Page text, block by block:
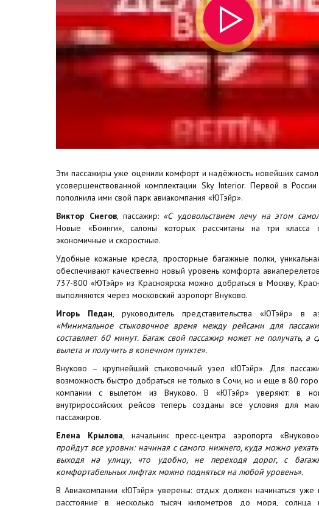
Эти пассажиры уже оценили комфорт и надёжность новейших
усовершенствованной комплектации Sky Interior. Первой в
пополнила ими свой парк авиакомпания «ЮТэйр».
Виктор Снегов, пассажир:«С удовольствием лечу на этом
Новые «Боинги», салоны которых рассчитаны на три класса
экономичные и скоростные.
Удобные кожаные кресла, просторные багажные полки,
обеспечивают качественно новый уровень комфорта
737-800 «ЮТэйр» из Красноярска можно добраться в Москву,
выполняются через московский аэропорт Внуково.
Игорь Педан, руководитель представительства «ЮТэйр» в
«Минимальное стыковочное время между рейсами для
составляет 60 минут. Багаж свой пассажир может не получать, а
вылета и получить в конечном пункте».
Внуково – крупнейший стыковочный узел «ЮТэйр». Для
возможность быстро добраться не только в Сочи, но и еще в 80
компании с вылетом из Внуково. В «ЮТэйр» уверяют: в
внутрироссийских рейсов теперь созданы все условия для
пассажиров.
Елена Крылова, начальник пресс-центра аэропорта
пройдут все уровни: начиная с самого нижнего, куда можно
выходя на улицу, что удобно, не переходя дорог, с
комфортабельных лифтах можно подняться на любой уровень».
В Авиакомпании «ЮТэйр» уверены: отдых должен начинаться уже
расстояние в несколько тысяч километров до моря, солнца